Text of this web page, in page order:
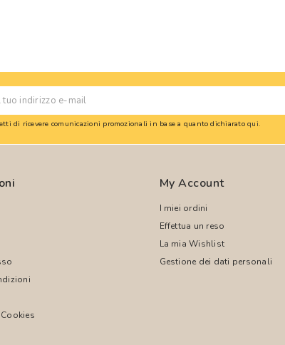
di ricevere comunicazioni promozionali in base a quanto dichiaratoqui.
My Account
I miei ordini
Effettua un reso
La mia Wishlist
Gestione dei dati personali